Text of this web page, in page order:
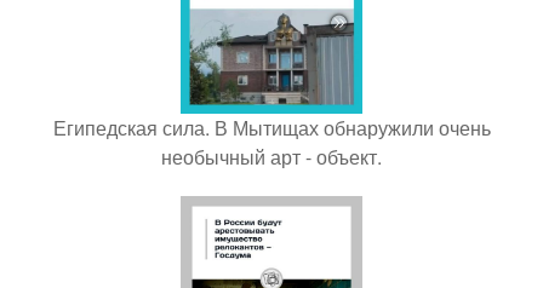
Египедская сила. В Мытищах обнаружили очень
необычный арт - объект.